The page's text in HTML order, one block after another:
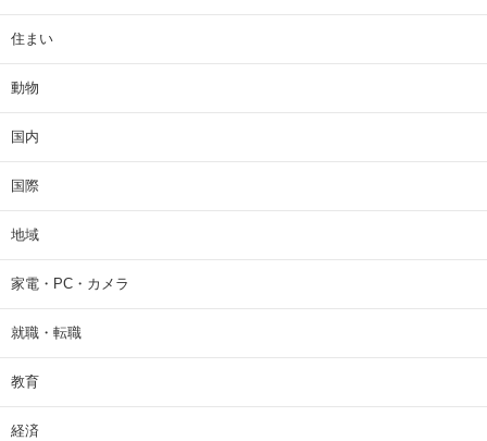
住まい
動物
国内
国際
地域
家電・PC・カメラ
就職・転職
教育
経済